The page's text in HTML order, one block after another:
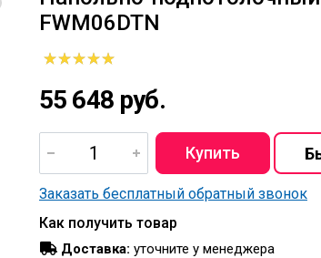
FWM06DTN
55 648 руб.
Заказать бесплатный обратный звонок
Как получить товар
Доставка: уточните у менеджера